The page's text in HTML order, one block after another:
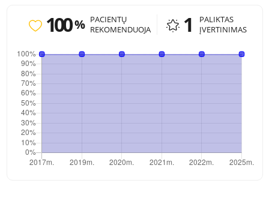
100 % PACIENTŲ
REKOMENDUOJA
1
PALIKTAS
ĮVERTINIMAS